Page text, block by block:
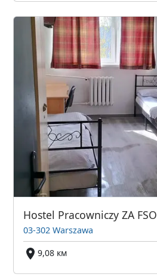
Hostel Pracowniczy ZA FSO
03-302 Warszawa
9,08 км